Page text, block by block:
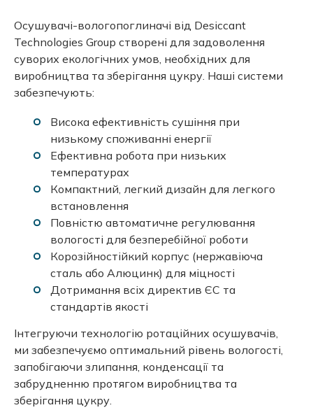
Осушувачі-вологопоглиначі від Desiccant
Technologies Group створені для задоволення
суворих екологічних умов, необхідних для
виробництва та зберігання цукру. Наші системи
забезпечують:
Висока ефективність сушіння при
низькому споживанні енергії
Ефективна робота при низьких
температурах
Компактний, легкий дизайн для легкого
встановлення
Повністю автоматичне регулювання
вологості для безперебійної роботи
Корозійностійкий корпус (нержавіюча
сталь або Алюцинк) для міцності
Дотримання всіх директив ЄС та
стандартів якості
Інтегруючи технологію ротаційних осушувачів,
ми забезпечуємо оптимальний рівень вологості,
запобігаючи злипання, конденсації та
забрудненню протягом виробництва та
зберігання цукру.